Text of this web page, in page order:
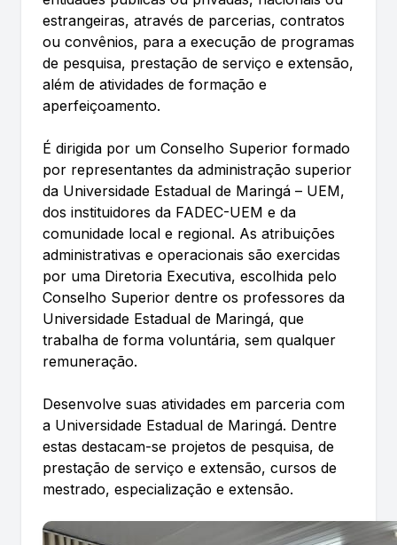
estrangeiras, através de parcerias, contratos
ou convênios, para a execução de programas
de pesquisa, prestação de serviço e extensão,
além de atividades de formação e
aperfeiçoamento.
É dirigida por um Conselho Superior formado
por representantes da administração superior
da Universidade Estadual de Maringá – UEM,
dos instituidores da FADEC-UEM e da
comunidade local e regional. As atribuições
administrativas e operacionais são exercidas
por uma Diretoria Executiva, escolhida pelo
Conselho Superior dentre os professores da
Universidade Estadual de Maringá, que
trabalha de forma voluntária, sem qualquer
remuneração.
Desenvolve suas atividades em parceria com
a Universidade Estadual de Maringá. Dentre
estas destacam-se projetos de pesquisa, de
prestação de serviço e extensão, cursos de
mestrado, especialização e extensão.